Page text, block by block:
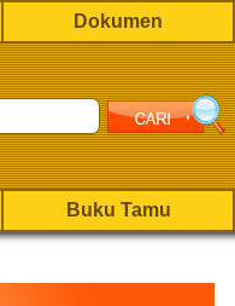
Dokumen
Buku Tamu